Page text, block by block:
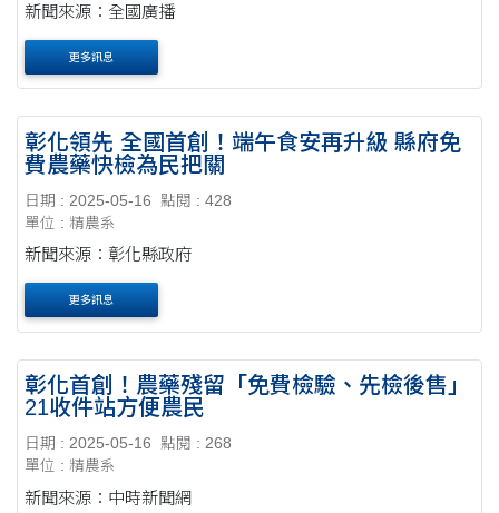
新聞來源：全國廣播
更多訊息
彰化領先 全國首創！端午食安再升級 縣府免
費農藥快檢為民把關
日期 : 2025-05-16
點閱 : 428
單位 : 精農系
新聞來源：彰化縣政府
更多訊息
彰化首創！農藥殘留「免費檢驗、先檢後售」
21收件站方便農民
日期 : 2025-05-16
點閱 : 268
單位 : 精農系
新聞來源：中時新聞網